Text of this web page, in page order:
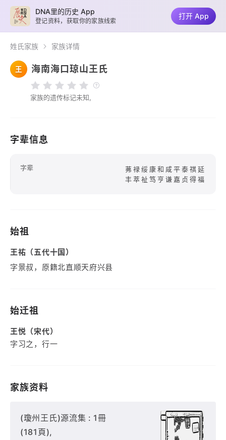
姓氏家族 家族详情
王 海南海口琼山王氏
家族的遗传标记未知,
字辈信息
字辈
茀禄绥康和咸平泰祺延
丰萃祉笃亨谦嘉贞得福
始祖
王祐（五代十国）
字景叔，原籍北直顺天府兴县
始迁祖
王悦（宋代）
字习之，行一
家族资料
(瓊州王氏)源流集 : 1冊
(181頁),
DNA里的历史 App
登记资料，获取你的家族线索
打开 App